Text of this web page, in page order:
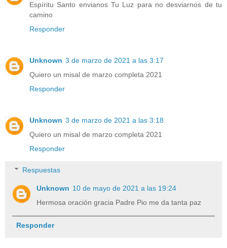
Espíritu Santo envianos Tu Luz para no desviarnos de tu
camino
Responder
Unknown 3 de marzo de 2021 a las 3:17
Quiero un misal de marzo completa 2021
Responder
Unknown 3 de marzo de 2021 a las 3:18
Quiero un misal de marzo completa 2021
Responder
Respuestas
Unknown 10 de mayo de 2021 a las 19:24
Hermosa oración gracia Padre Pio me da tanta paz
Responder